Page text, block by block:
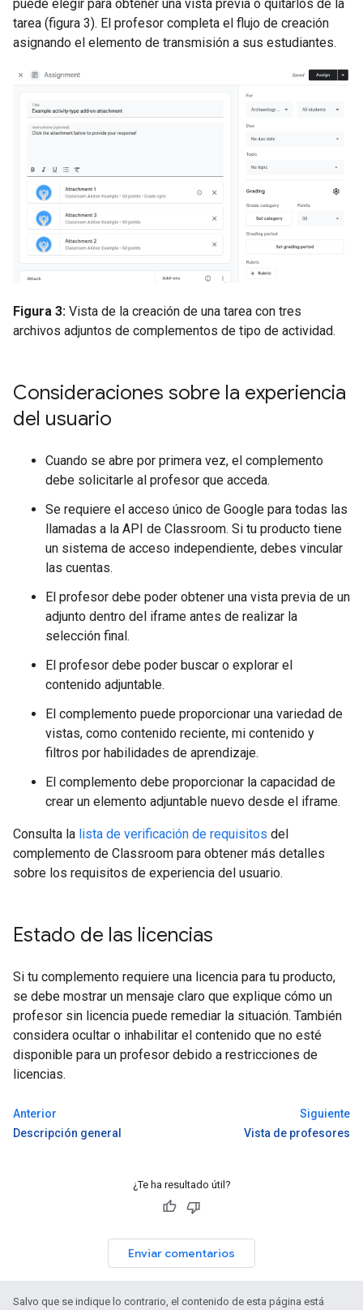
puede elegir para obtener una vista previa o quitarlos de la
tarea (figura 3). El profesor completa el flujo de creación
asignando el elemento de transmisión a sus estudiantes.
Figura 3: Vista de la creación de una tarea con tres
archivos adjuntos de complementos de tipo de actividad.
Consideraciones sobre la experiencia
del usuario
Cuando se abre por primera vez, el complemento
debe solicitarle al profesor que acceda.
Se requiere el acceso único de Google para todas las
llamadas a la API de Classroom. Si tu producto tiene
un sistema de acceso independiente, debes vincular
las cuentas.
El profesor debe poder obtener una vista previa de un
adjunto dentro del iframe antes de realizar la
selección final.
El profesor debe poder buscar o explorar el
contenido adjuntable.
El complemento puede proporcionar una variedad de
vistas, como contenido reciente, mi contenido y
filtros por habilidades de aprendizaje.
El complemento debe proporcionar la capacidad de
crear un elemento adjuntable nuevo desde el iframe.
Consulta la lista de verificación de requisitos del
complemento de Classroom para obtener más detalles
sobre los requisitos de experiencia del usuario.
Estado de las licencias
Si tu complemento requiere una licencia para tu producto,
se debe mostrar un mensaje claro que explique cómo un
profesor sin licencia puede remediar la situación. También
considera ocultar o inhabilitar el contenido que no esté
disponible para un profesor debido a restricciones de
licencias.
Anterior
Descripción general
Siguiente
Vista de profesores
¿Te ha resultado útil?
Enviar comentarios
Salvo que se indique lo contrario, el contenido de esta página está